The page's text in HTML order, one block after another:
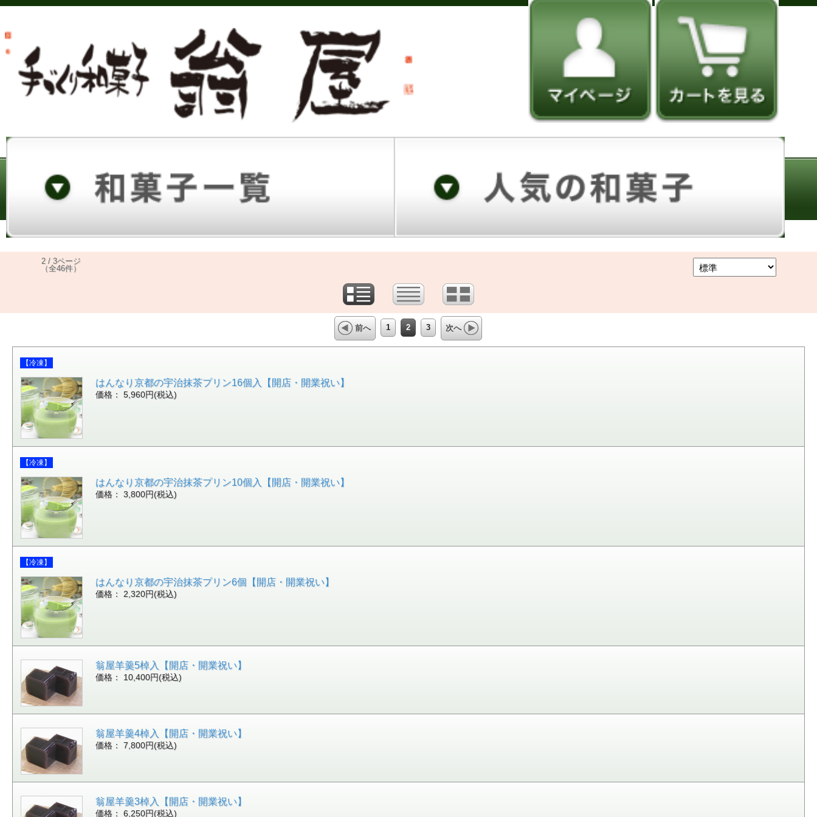
2 / 3ページ
（全46件）
前へ 1 2 3 次へ
【冷凍】
はんなり京都の宇治抹茶プリン16個入【開店・開業祝い】
価格： 5,960円(税込)
【冷凍】
はんなり京都の宇治抹茶プリン10個入【開店・開業祝い】
価格： 3,800円(税込)
【冷凍】
はんなり京都の宇治抹茶プリン6個【開店・開業祝い】
価格： 2,320円(税込)
翁屋羊羹5棹入【開店・開業祝い】
価格： 10,400円(税込)
翁屋羊羹4棹入【開店・開業祝い】
価格： 7,800円(税込)
翁屋羊羹3棹入【開店・開業祝い】
価格： 6,250円(税込)